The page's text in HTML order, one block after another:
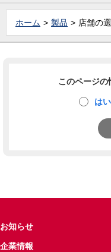
ホーム 製品 店舗の
このページの
はい
お知らせ
企業情報